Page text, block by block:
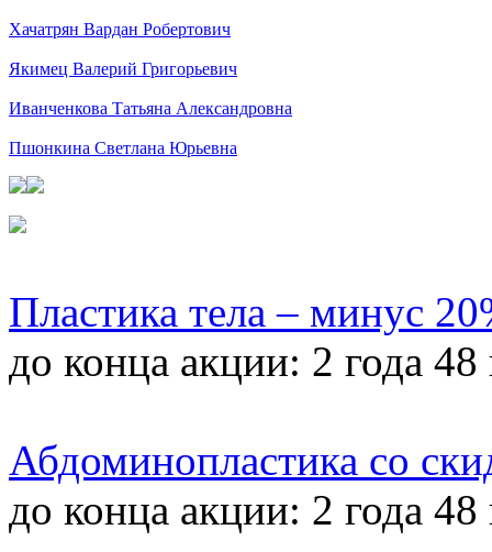
Хачатрян Вардан Робертович
Якимец Валерий Григорьевич
Иванченкова Татьяна Александровна
Пшонкина Светлана Юрьевна
Пластика тела – минус
до конца акции: 2 года 48
Абдоминопластика со
до конца акции: 2 года 48